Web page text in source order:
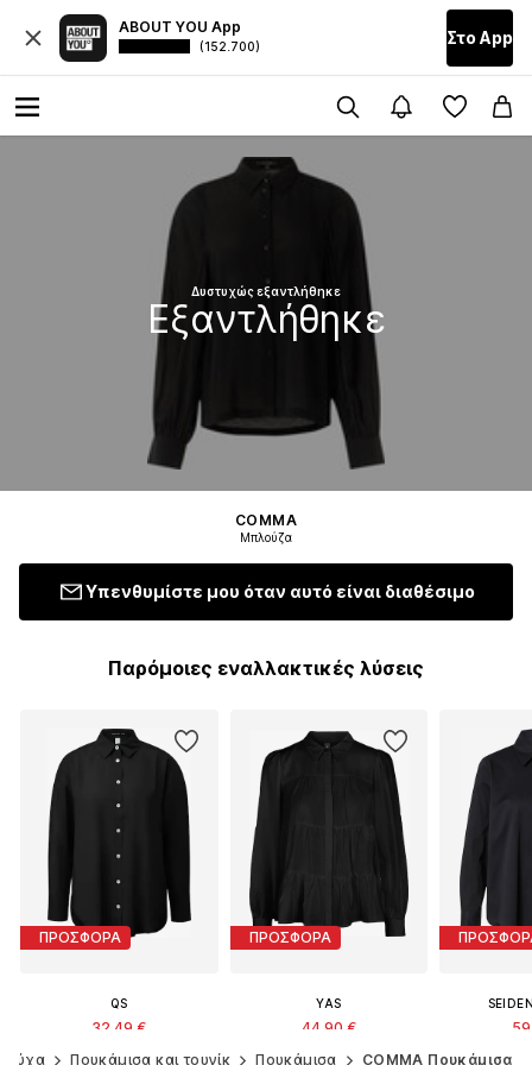
ABOUT YOU App
(152.700) Στο Αpp
Δυστυχώς εξαντλήθηκε
Εξαντλήθηκε
COMMA
Μπλούζα
Υπενθυμίστε μου όταν αυτό είναι διαθέσιμο
Παρόμοιες εναλλακτικές λύσεις
ΠΡΟΣΦΟΡΑ
QS
32,49 €
Αρχικά: 49,99 €
ΠΡΟΣΦΟΡΑ
YAS
44,90 €
Αρχικά: 49,90 €
Πουκάμισα και τουνίκ Πουκάμισα COMMA Πουκάμισα